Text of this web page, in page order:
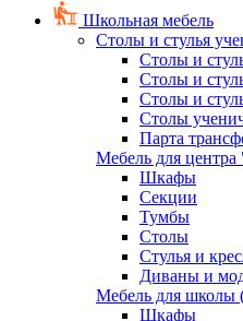
Школьная мебель
Столы и стулья
Столы и
Столы и
Столы и
Столы
Парта
Мебель для центра
Шкафы
Секции
Тумбы
Столы
Стулья и
Диваны и
Мебель для школы
Шкафы